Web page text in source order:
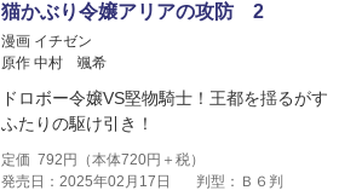
猫かぶり令嬢アリアの攻防 2
漫画 イチゼン
原作 中村 颯希
ドロボー令嬢VS堅物騎士！王都を揺るがす
ふたりの駆け引き！
定価 792 円（本体720円＋税）
発売日：2025年02月17日
判型：Ｂ６判